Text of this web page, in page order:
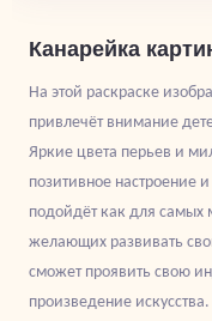
Канарейка
На этой раскраске
привлечёт внимание
Яркие цвета перьев и
позитивное настроение
подойдёт как для самых
желающих развивать
сможет проявить свою
произведение искусства.